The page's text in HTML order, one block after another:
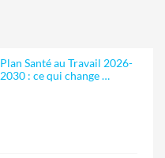
Plan Santé au Travail 2026-
2030 : ce qui change …